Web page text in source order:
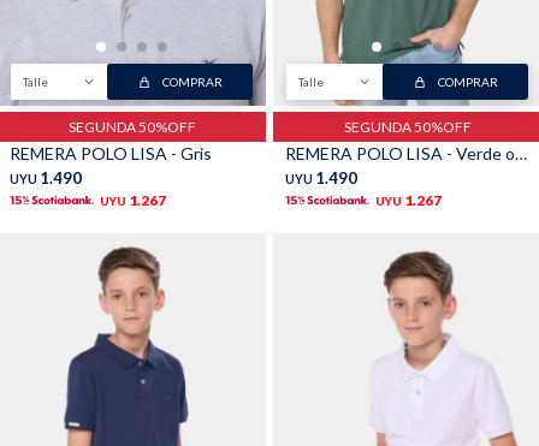
Talle COMPRAR
SEGUNDA 50%OFF
REMERA POLO LISA - Gris
UYU 1.490
UYU 1.267
Talle COMPRAR
SEGUNDA 50%OFF
REMERA POLO LISA - Verde oscuro
UYU 1.490
UYU 1.267